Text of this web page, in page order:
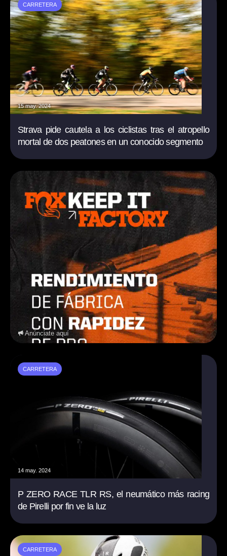
CARRETERA
15 may. 2024
Strava pide cautela a los ciclistas tras el atropello
mortal de dos peatones en un conocido segmento
Anúnciate aquí
CARRETERA
14 may. 2024
P ZERO RACE TLR RS, el neumático más racing
de Pirelli por fin ve la luz
CARRETERA